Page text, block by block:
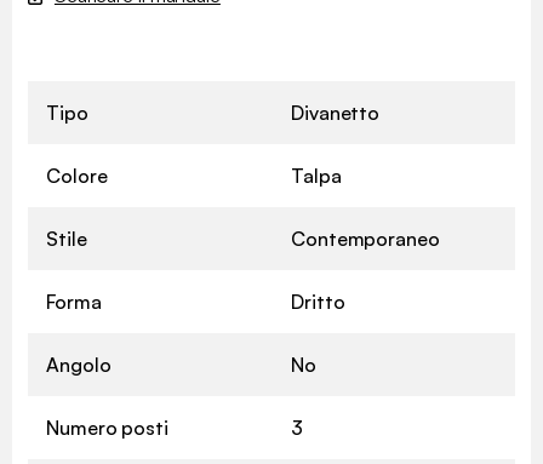
Tipo Divanetto
Colore Talpa
Stile Contemporaneo
Forma Dritto
Angolo No
Numero posti 3